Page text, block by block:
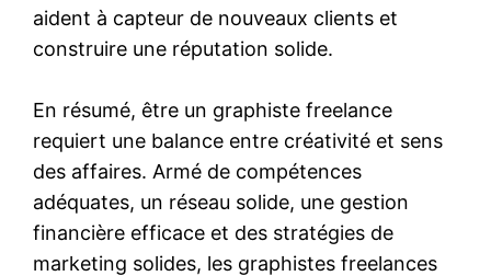
aident à capteur de nouveaux clients et
construire une réputation solide.
En résumé, être un graphiste freelance
requiert une balance entre créativité et sens
des affaires. Armé de compétences
adéquates, un réseau solide, une gestion
financière efficace et des stratégies de
marketing solides, les graphistes freelances